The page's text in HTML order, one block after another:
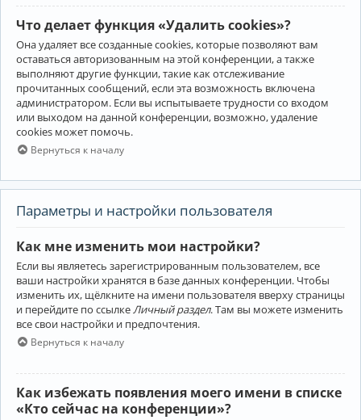
Что делает функция «Удалить cookies»?
Она удаляет все созданные cookies, которые позволяют вам
оставаться авторизованным на этой конференции, а также
выполняют другие функции, такие как отслеживание
прочитанных сообщений, если эта возможность включена
администратором. Если вы испытываете трудности со входом
или выходом на данной конференции, возможно, удаление
cookies может помочь.
Вернуться к началу
Параметры и настройки пользователя
Как мне изменить мои настройки?
Если вы являетесь зарегистрированным пользователем, все
ваши настройки хранятся в базе данных конференции. Чтобы
изменить их, щёлкните на имени пользователя вверху страницы
и перейдите по ссылке Личный раздел. Там вы можете изменить
все свои настройки и предпочтения.
Вернуться к началу
Как избежать появления моего имени в списке
«Кто сейчас на конференции»?